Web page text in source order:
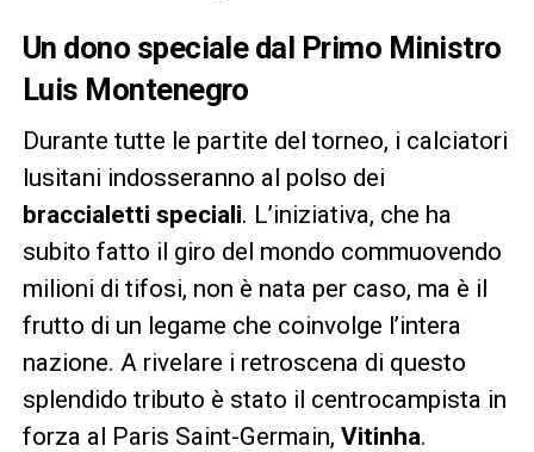
Un dono speciale dal Primo Ministro
Luis Montenegro
Durante tutte le partite del torneo, i calciatori
lusitani indosseranno al polso dei
braccialetti speciali. L’iniziativa, che ha
subito fatto il giro del mondo commuovendo
milioni di tifosi, non è nata per caso, ma è il
frutto di un legame che coinvolge l’intera
nazione. A rivelare i retroscena di questo
splendido tributo è stato il centrocampista in
forza al Paris Saint-Germain, Vitinha.